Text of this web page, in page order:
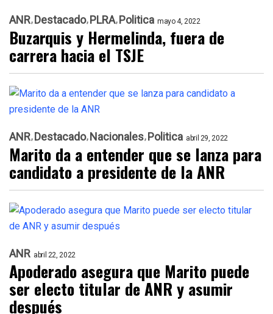
ANR Destacado PLRA Politica mayo 4, 2022
Buzarquis y Hermelinda, fuera de
carrera hacia el TSJE
ANR Destacado Nacionales Politica abril 29, 2022
Marito da a entender que se lanza para
candidato a presidente de la ANR
ANR abril 22, 2022
Apoderado asegura que Marito puede
ser electo titular de ANR y asumir
después